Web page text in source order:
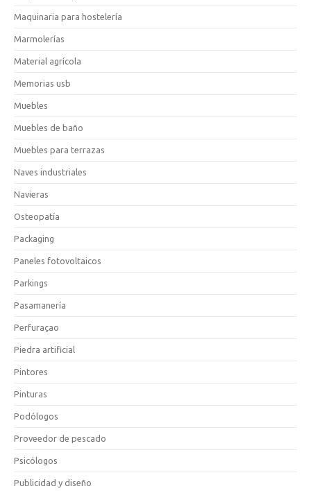
Maquinaria para hostelería
Marmolerías
Material agrícola
Memorias usb
Muebles
Muebles de baño
Muebles para terrazas
Naves industriales
Navieras
Osteopatía
Packaging
Paneles fotovoltaicos
Parkings
Pasamanería
Perfuraçao
Piedra artificial
Pintores
Pinturas
Podólogos
Proveedor de pescado
Psicólogos
Publicidad y diseño